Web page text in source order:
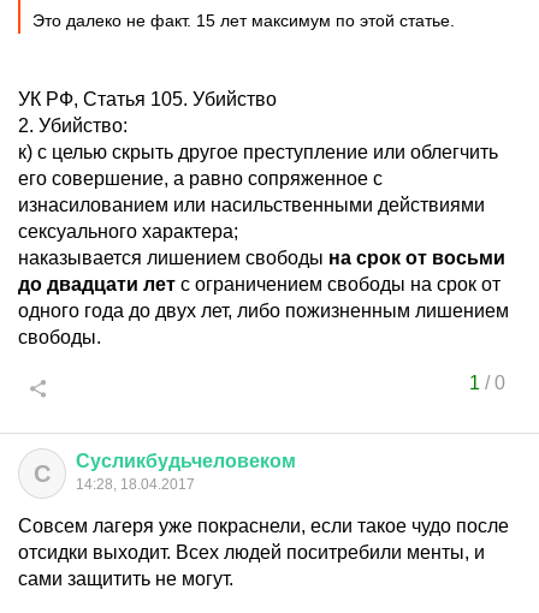
Это далеко не факт. 15 лет максимум по этой статье.
УК РФ, Статья 105. Убийство
2. Убийство:
к) с целью скрыть другое преступление или облегчить
его совершение, а равно сопряженное с
изнасилованием или насильственными действиями
сексуального характера;
наказывается лишением свободы на срок от восьми
до двадцати лет с ограничением свободы на срок от
одного года до двух лет, либо пожизненным лишением
свободы.
1 /0
С Сусликбудьчеловеком
14:28, 18.04.2017
Совсем лагеря уже покраснели, если такое чудо после
отсидки выходит. Всех людей поситребили менты, и
сами защитить не могут.